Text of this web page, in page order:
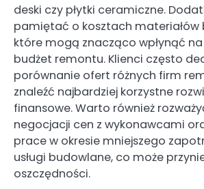
deski czy płytki ceramiczne.
pamiętać o kosztach materiałów
które mogą znacząco wpłynąć
budżet remontu. Klienci często
porównanie ofert różnych firm
znaleźć najbardziej korzystne
finansowe. Warto również
negocjacji cen z wykonawcami
prace w okresie mniejszego
usługi budowlane, co może
oszczędności.